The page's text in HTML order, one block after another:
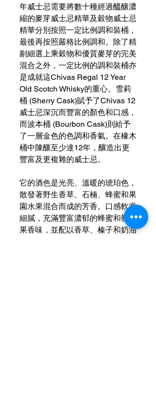
年威士忌需要將數十種經過醞釀濃
縮的麥芽威士忌精華及穀物威士忌
精華分別按照一定比例調和裝桶，
最後再按照嚴格比例調和。除了精
剔細選上乘穀物和優質麥芽的完美
混合之外，一定比例的調和裝桶亦
是成就這Chivas Regal 12 Year
Old Scotch Whisky的重心。雪莉
桶 (Sherry Cask)賦予了Chivas 12
威士忌深沉而豐富的顏色和口感，
而波本桶 (Bourbon Cask)則給予
了一層金色的色調和香氣。在橡木
桶中陳釀至少達12年，釀造出更
豐富及更複雜的威士忌。
它的酒色是光亮、溫暖的琥珀色，
散發著野生香草、石楠、蜂蜜和果
園水果混合而成的芳香。口感軟滑
細膩，充滿豐富濃郁的蜂蜜和熟蘋
果香味，並配以香草、榛子和奶油